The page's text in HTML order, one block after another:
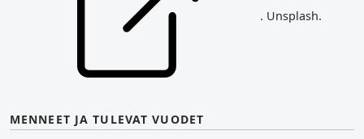
. Unsplash.
MENNEET JA TULEVAT VUODET